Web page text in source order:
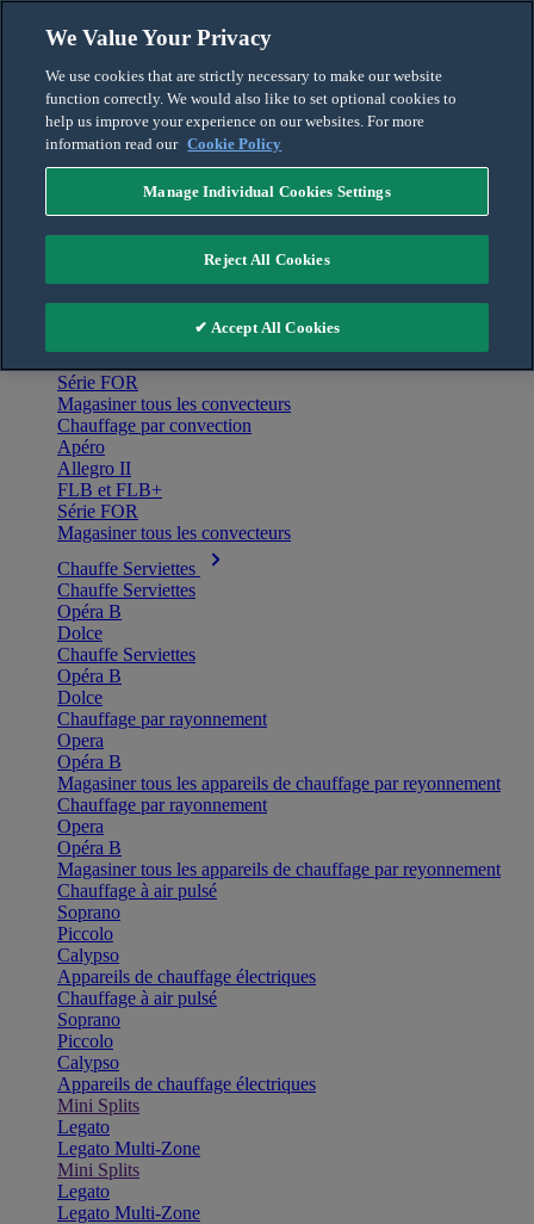
Français
English
For the Pro
Accueil
Série FOR
Magasiner tous les convecteurs
Chauffage par convection
Apéro
Allegro II
FLB et FLB+
Série FOR
Magasiner tous les convecteurs
Chauffe Serviettes
Chauffe Serviettes
Opéra B
Dolce
Chauffe Serviettes
Opéra B
Dolce
Chauffage par rayonnement
Opera
Opéra B
Magasiner tous les appareils de chauffage par reyonnement
Chauffage par rayonnement
Opera
Opéra B
Magasiner tous les appareils de chauffage par reyonnement
Chauffage à air pulsé
Soprano
Piccolo
Calypso
Appareils de chauffage électriques
Chauffage à air pulsé
Soprano
Piccolo
Calypso
Appareils de chauffage électriques
Mini Splits
Legato
Legato Multi-Zone
Mini Splits
Legato
Legato Multi-Zone
We Value Your Privacy
We use cookies that are strictly necessary to make our website
function correctly. We would also like to set optional cookies to
help us improve your experience on our websites. For more
information read our Cookie Policy
Manage Individual Cookies Settings
Reject All Cookies
✔ Accept All Cookies